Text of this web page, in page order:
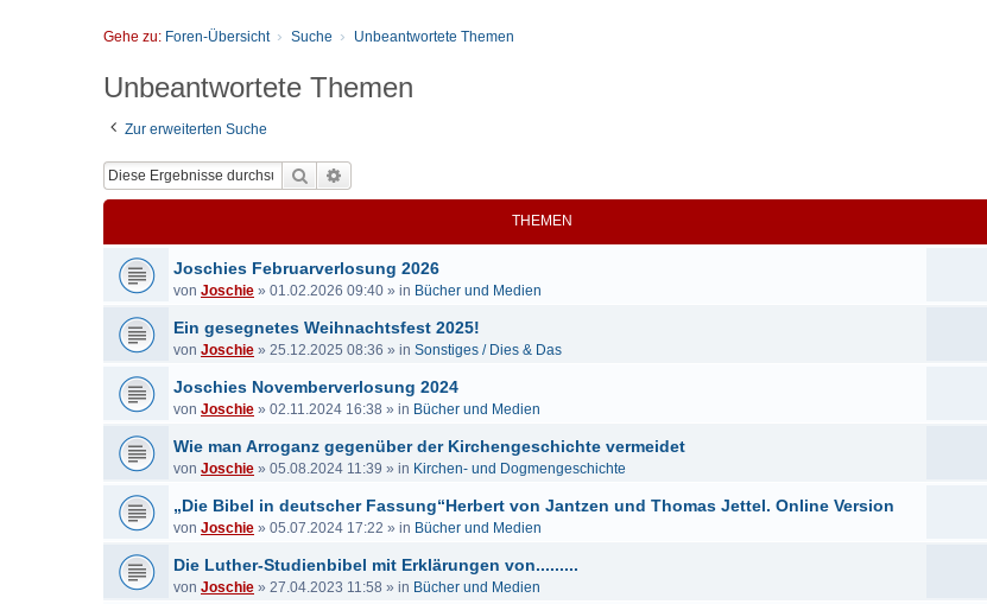
Gehe zu: Foren-Übersicht Suche Unbeantwortete Themen
Unbeantwortete Themen
Zur erweiterten Suche
Suche
THEMEN
Joschies Februarverlosung 2026
von Joschie » 01.02.2026 09:40 » in Bücher und Medien
Ein gesegnetes Weihnachtsfest 2025!
von Joschie » 25.12.2025 08:36 » in Sonstiges / Dies & Das
Joschies Novemberverlosung 2024
von Joschie » 02.11.2024 16:38 » in Bücher und Medien
Wie man Arroganz gegenüber der Kirchengeschichte vermeidet
von Joschie » 05.08.2024 11:39 » in Kirchen- und Dogmengeschichte
„Die Bibel in deutscher Fassung“Herbert von Jantzen und Thomas Jettel. Online Version
von Joschie » 05.07.2024 17:22 » in Bücher und Medien
Die Luther-Studienbibel mit Erklärungen von.........
von Joschie » 27.04.2023 11:58 » in Bücher und Medien